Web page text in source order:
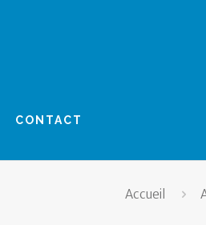
CONTACT
Accueil